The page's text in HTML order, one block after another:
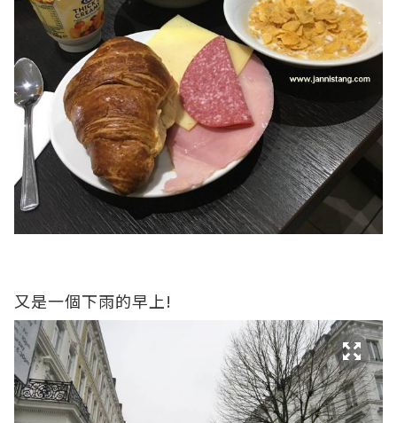
又是一個下雨的早上!